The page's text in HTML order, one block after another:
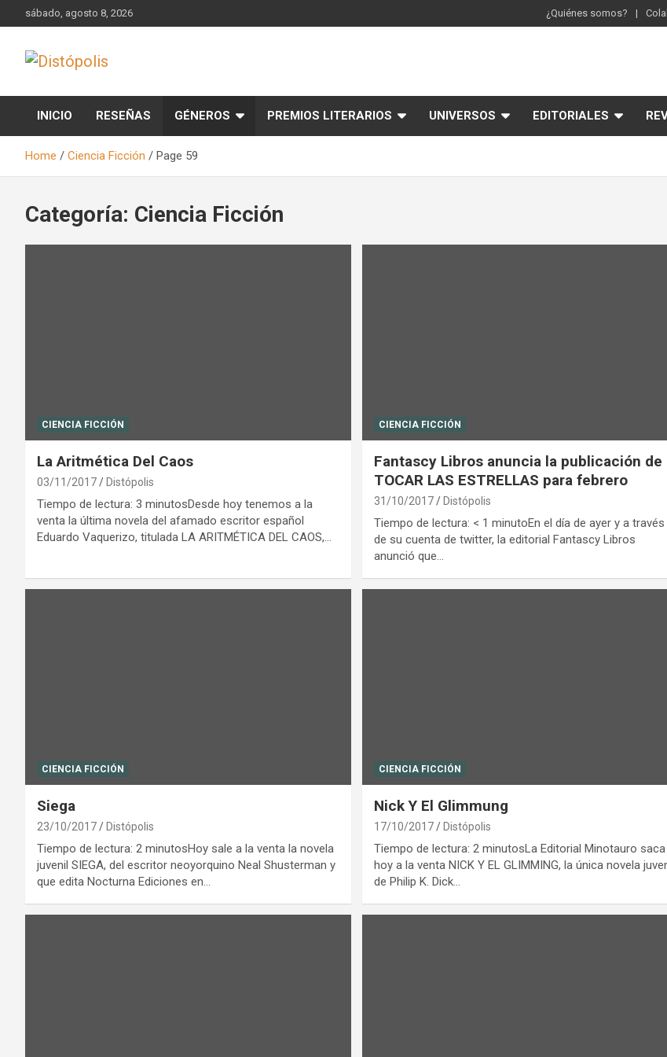
to
sábado, agosto 8, 2026 ¿Quiénes somos?
Distópolis
INICIO RESEÑAS GÉNEROS PREMIOS LITERARIOS UNIVERSOS EDITORIALES
Home Ciencia Ficción Page 59
Categoría: Ciencia Ficción
CIENCIA FICCIÓN
La Aritmética Del Caos
03/11/2017 Distópolis
Tiempo de lectura: 3 minutosDesde hoy tenemos a la
venta la última novela del afamado escritor español
Eduardo Vaquerizo, titulada LA ARITMÉTICA DEL CAOS,…
CIENCIA FICCIÓN
Fantascy Libros anuncia la publicación de
TOCAR LAS ESTRELLAS para febrero
31/10/2017 Distópolis
Tiempo de lectura: < 1 minutoEn el día de ayer y a través
de su cuenta de twitter, la editorial Fantascy Libros
anunció que…
CIENCIA FICCIÓN
Siega
23/10/2017 Distópolis
Tiempo de lectura: 2 minutosHoy sale a la venta la novela
juvenil SIEGA, del escritor neoyorquino Neal Shusterman y
que edita Nocturna Ediciones en…
CIENCIA FICCIÓN
Nick Y El Glimmung
17/10/2017 Distópolis
Tiempo de lectura: 2 minutosLa Editorial Minotauro saca
hoy a la venta NICK Y EL GLIMMING, la única novela
de Philip K. Dick…